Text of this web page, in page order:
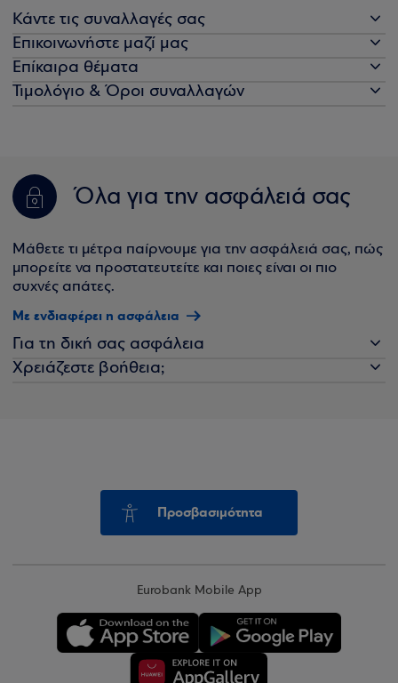
Κάντε τις συναλλαγές σας
Επικοινωνήστε μαζί μας
Επίκαιρα θέματα
Τιμολόγιο & Όροι συναλλαγών
Όλα για την ασφάλειά σας
Μάθετε τι μέτρα παίρνουμε για την ασφάλειά σας, πώς
μπορείτε να προστατευτείτε και ποιες είναι οι πιο
συχνές απάτες.
Με ενδιαφέρει η ασφάλεια
Για τη δική σας ασφάλεια
Χρειάζεστε βοήθεια;
Προσβασιμότητα
Eurobank Mobile App